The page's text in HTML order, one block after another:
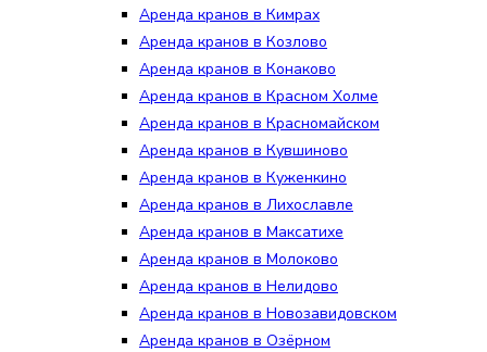
Аренда кранов в Кимрах
Аренда кранов в Козлово
Аренда кранов в Конаково
Аренда кранов в Красном Холме
Аренда кранов в Красномайском
Аренда кранов в Кувшиново
Аренда кранов в Куженкино
Аренда кранов в Лихославле
Аренда кранов в Максатихе
Аренда кранов в Молоково
Аренда кранов в Нелидово
Аренда кранов в Новозавидовском
Аренда кранов в Озёрном